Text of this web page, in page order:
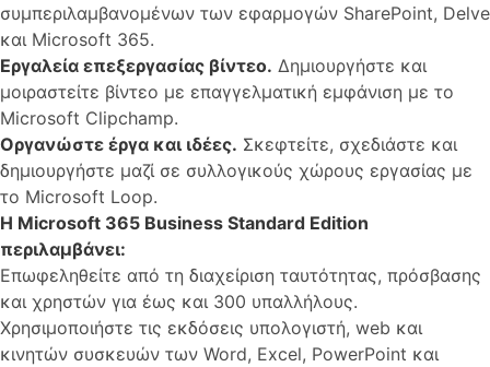
συμπεριλαμβανομένων των εφαρμογών SharePoint, Delve
και Microsoft 365.
Εργαλεία επεξεργασίας βίντεο. Δημιουργήστε και
μοιραστείτε βίντεο με επαγγελματική εμφάνιση με το
Microsoft Clipchamp.
Οργανώστε έργα και ιδέες. Σκεφτείτε, σχεδιάστε και
δημιουργήστε μαζί σε συλλογικούς χώρους εργασίας με
το Microsoft Loop.
Η Microsoft 365 Business Standard Edition
περιλαμβάνει:
Επωφεληθείτε από τη διαχείριση ταυτότητας, πρόσβασης
και χρηστών για έως και 300 υπαλλήλους.
Χρησιμοποιήστε τις εκδόσεις υπολογιστή, web και
κινητών συσκευών των Word, Excel, PowerPoint και